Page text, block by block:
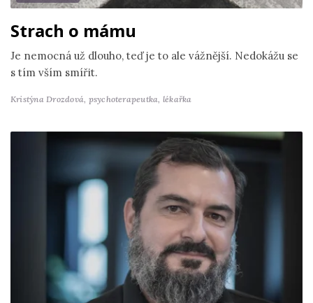
Strach o mámu
Je nemocná už dlouho, teď je to ale vážnější. Nedokážu se
s tím vším smířit.
Kristýna Drozdová, psychoterapeutka, lékařka